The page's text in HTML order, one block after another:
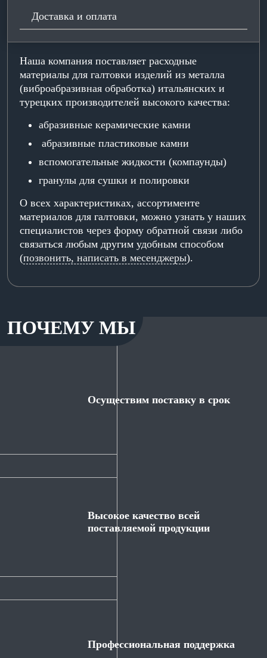
Доставка и оплата
Наша компания поставляет расходные
материалы для галтовки изделий из металла
(виброабразивная обработка) итальянских и
турецких производителей высокого качества:
абразивные керамические камни
абразивные пластиковые камни
вспомогательные жидкости (компаунды)
гранулы для сушки и полировки
О всех характеристиках, ассортименте
материалов для галтовки, можно узнать у наших
специалистов через форму обратной связи либо
связаться любым другим удобным способом
(позвонить, написать в месенджеры).
ПОЧЕМУ МЫ
Осуществим поставку в срок
Высокое качество всей
поставляемой продукции
Профессиональная поддержка